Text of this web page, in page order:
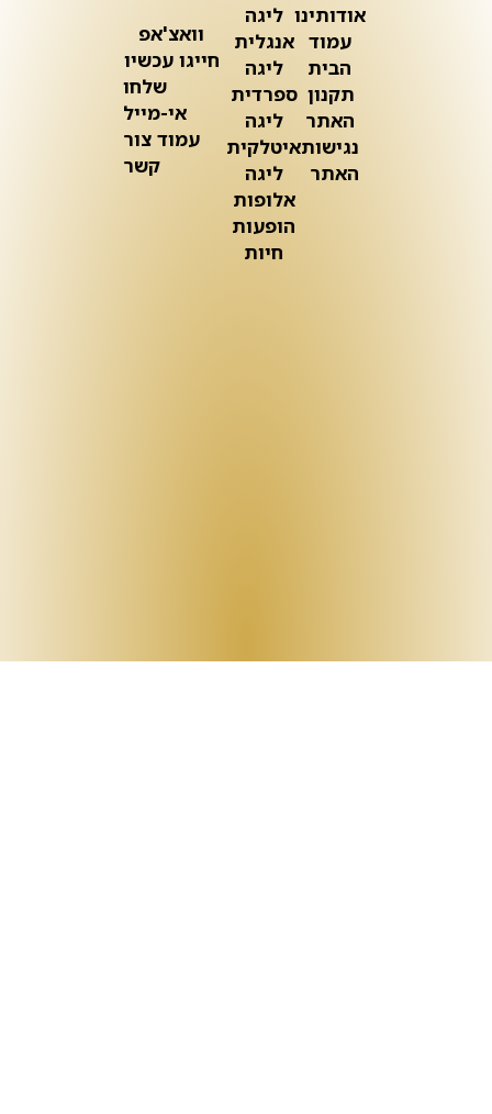
אודותינו
עמוד
הבית
תקנון
האתר
נגישות
האתר
ליגה
אנגלית
ליגה
ספרדית
ליגה
איטלקית
ליגה
אלופות
הופעות
חיות
וואצ'אפ
חייגו עכשיו
שלחו
אי-מייל
עמוד צור
קשר